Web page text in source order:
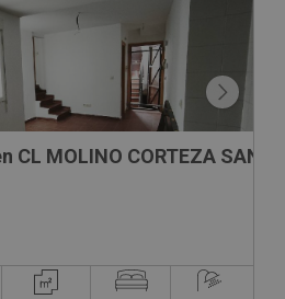
CL MOLINO CORTEZA SAN